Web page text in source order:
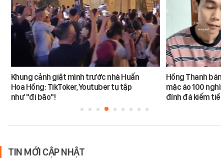
Khung cảnh giật mình trước nhà Huấn
Hoa Hồng: TikToker, Youtuber tụ tập
như "đi bão"!
Hồng Thanh
mặc áo 100
đính đá kiếm
TIN MỚI CẬP NHẬT